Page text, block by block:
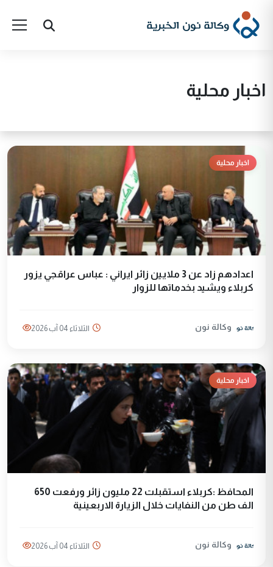
اخبار محلية
اخبار محلية
اعدادهم زاد عن 3 ملايين زائر ايراني : عباس عراقجي يزور
كربلاء ويشيد بخدماتها للزوار
وكالة نون الثلاثاء 04 آب 2026
اخبار محلية
المحافظ :كربلاء استقبلت 22 مليون زائر ورفعت 650
الف طن من النفايات خلال الزيارة الاربعينية
وكالة نون الثلاثاء 04 آب 2026